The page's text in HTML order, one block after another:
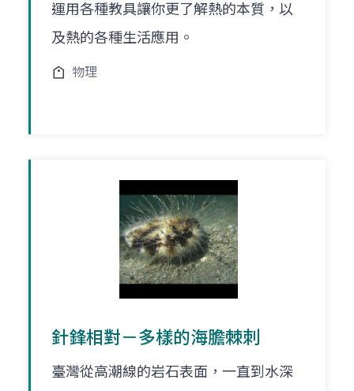
運用各種教具讓你更了解熱的本質，以
及熱的各種生活應用。
物理
針鋒相對－多樣的海膽棘刺
臺灣從高潮線的岩石表面，一直到水深